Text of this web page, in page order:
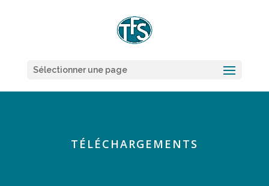
Sélectionner une page
TÉLÉCHARGEMENTS